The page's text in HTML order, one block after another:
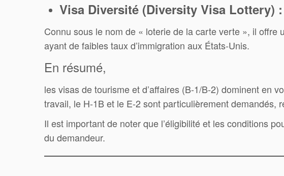
Visa Diversité (Diversity Visa Lottery) :
Connu sous le nom de « loterie de la carte verte », il offre
ayant de faibles taux d’immigration aux États-Unis.
En résumé,
les visas de tourisme et d’affaires (B-1/B-2) dominent en
travail, le H-1B et le E-2 sont particulièrement demandés,
Il est important de noter que l’éligibilité et les conditions
du demandeur.